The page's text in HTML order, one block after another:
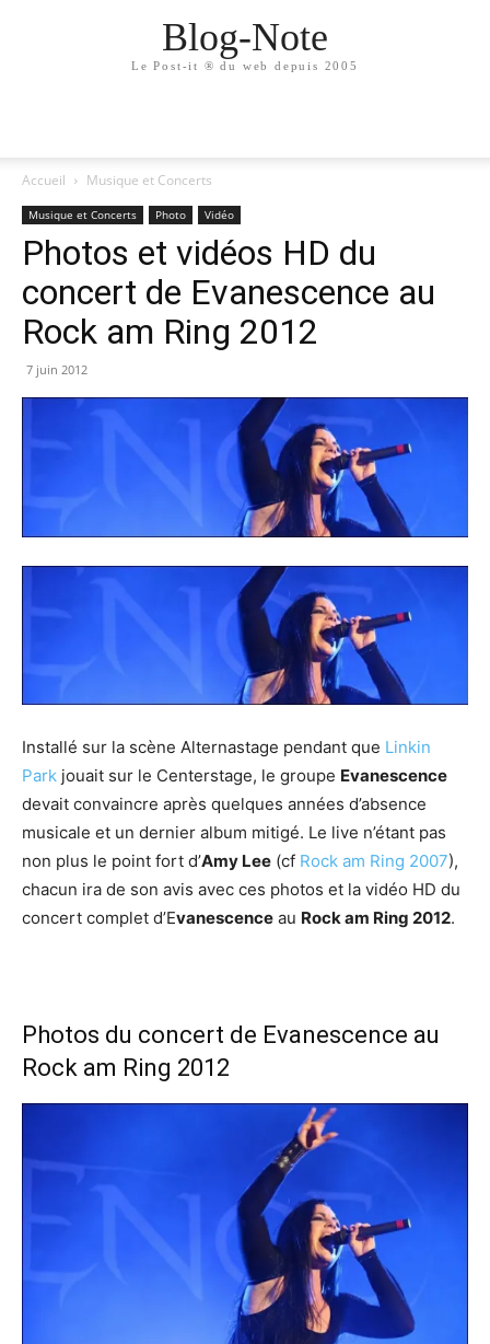
Blog-Note
Le Post-it ® du web depuis 2005
Accueil Musique et Concerts
Musique et Concerts Photo Vidéo
Photos et vidéos HD du
concert de Evanescence au
Rock am Ring 2012
7 juin 2012
Installé sur la scène Alternastage pendant que Linkin
Park jouait sur le Centerstage, le groupe Evanescence
devait convaincre après quelques années d’absence
musicale et un dernier album mitigé. Le live n’étant pas
non plus le point fort d’Amy Lee (cf Rock am Ring 2007),
chacun ira de son avis avec ces photos et la vidéo HD du
concert complet d’Evanescence au Rock am Ring 2012.
Photos du concert de Evanescence au
Rock am Ring 2012